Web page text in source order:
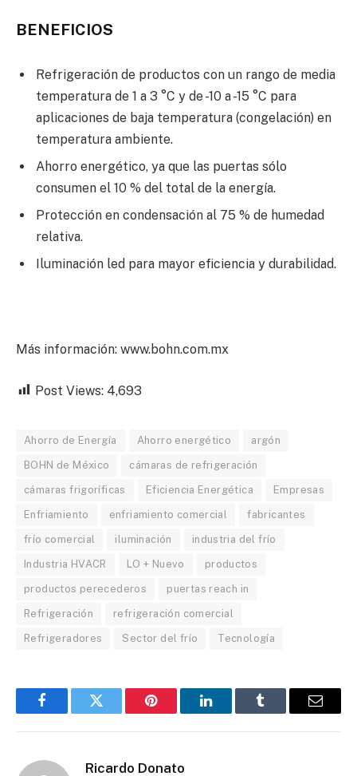
BENEFICIOS
Refrigeración de productos con un rango de media
temperatura de 1 a 3 °C y de -10 a -15 °C para
aplicaciones de baja temperatura (congelación) en
temperatura ambiente.
Ahorro energético, ya que las puertas sólo
consumen el 10 % del total de la energía.
Protección en condensación al 75 % de humedad
relativa.
Iluminación led para mayor eficiencia y durabilidad.
Más información: www.bohn.com.mx
Post Views: 4,693
Ahorro de Energía Ahorro energético argón
BOHN de México cámaras de refrigeración
cámaras frigoríficas Eficiencia Energética Empresas
Enfriamiento enfriamiento comercial fabricantes
frío comercial iluminación industria del frío
Industria HVACR LO + Nuevo productos
productos perecederos puertas reach in
Refrigeración refrigeración comercial
Refrigeradores Sector del frío Tecnología
FacebookTwitter Pinterest LinkedInTumblr Email
Ricardo Donato